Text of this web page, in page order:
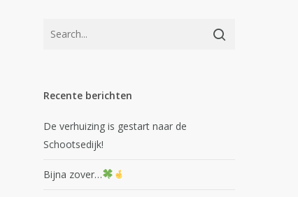
Recente berichten
De verhuizing is gestart naar de
Schootsedijk!
Bijna zover…